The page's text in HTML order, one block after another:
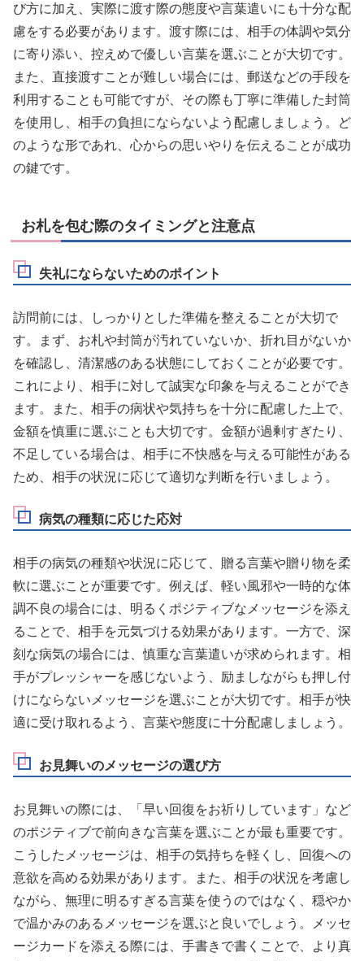
び方に加え、実際に渡す際の態度や言葉遣いにも十分な配
慮をする必要があります。渡す際には、相手の体調や気分
に寄り添い、控えめで優しい言葉を選ぶことが大切です。
また、直接渡すことが難しい場合には、郵送などの手段を
利用することも可能ですが、その際も丁寧に準備した封筒
を使用し、相手の負担にならないよう配慮しましょう。ど
のような形であれ、心からの思いやりを伝えることが成功
の鍵です。
お札を包む際のタイミングと注意点
失礼にならないためのポイント
訪問前には、しっかりとした準備を整えることが大切で
す。まず、お札や封筒が汚れていないか、折れ目がないか
を確認し、清潔感のある状態にしておくことが必要です。
これにより、相手に対して誠実な印象を与えることができ
ます。また、相手の病状や気持ちを十分に配慮した上で、
金額を慎重に選ぶことも大切です。金額が過剰すぎたり、
不足している場合は、相手に不快感を与える可能性がある
ため、相手の状況に応じて適切な判断を行いましょう。
病気の種類に応じた応対
相手の病気の種類や状況に応じて、贈る言葉や贈り物を柔
軟に選ぶことが重要です。例えば、軽い風邪や一時的な体
調不良の場合には、明るくポジティブなメッセージを添え
ることで、相手を元気づける効果があります。一方で、深
刻な病気の場合には、慎重な言葉遣いが求められます。相
手がプレッシャーを感じないよう、励ましながらも押し付
けにならないメッセージを選ぶことが大切です。相手が快
適に受け取れるよう、言葉や態度に十分配慮しましょう。
お見舞いのメッセージの選び方
お見舞いの際には、「早い回復をお祈りしています」など
のポジティブで前向きな言葉を選ぶことが最も重要です。
こうしたメッセージは、相手の気持ちを軽くし、回復への
意欲を高める効果があります。また、相手の状況を考慮し
ながら、無理に明るすぎる言葉を使うのではなく、穏やか
で温かみのあるメッセージを選ぶと良いでしょう。メッセ
ージカードを添える際には、手書きで書くことで、より真